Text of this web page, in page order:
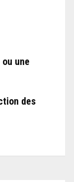
une
des